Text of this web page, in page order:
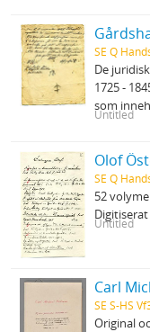
SE Q
De
1725 -
som
Untitled
Olof
SE Q
52
Untitled
Carl
SE S-HS
Original